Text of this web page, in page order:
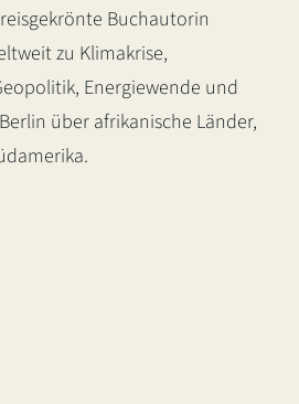
Buchautorin
zu Klimakrise,
Energiewende und
über afrikanische Länder,